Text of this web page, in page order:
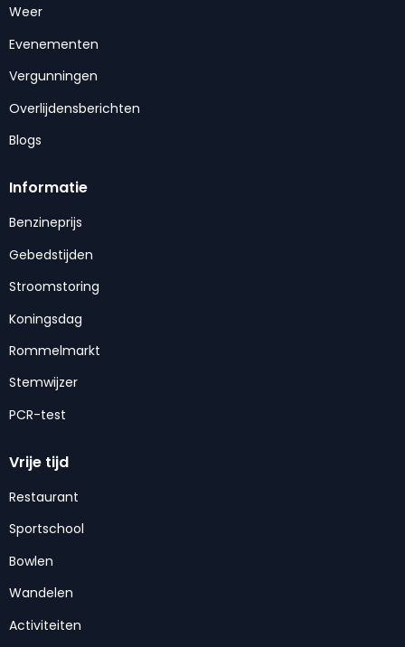
Weer
Evenementen
Vergunningen
Overlijdensberichten
Blogs
Informatie
Benzineprijs
Gebedstijden
Stroomstoring
Koningsdag
Rommelmarkt
Stemwijzer
PCR-test
Vrije tijd
Restaurant
Sportschool
Bowlen
Wandelen
Activiteiten